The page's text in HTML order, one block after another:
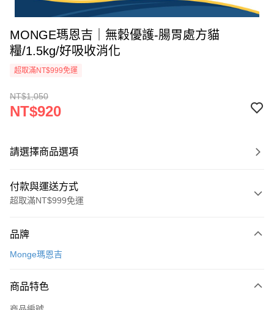
MONGE瑪恩吉｜無穀優護-腸胃處方貓
糧/1.5kg/好吸收消化
超取滿NT$999免運
NT$1,050
NT$920
請選擇商品選項
付款與運送方式
超取滿NT$999免運
信用卡一次付款
LINE Pay
品牌
Monge瑪恩吉
商品特色